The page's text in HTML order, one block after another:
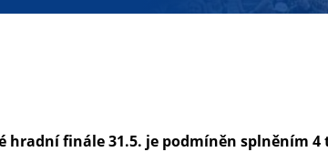
hradní finále 31.5. je podmíněn splněním